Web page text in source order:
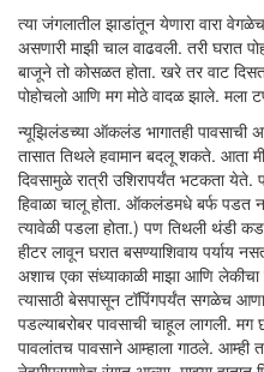
त्या जंगलातील झाडांतून येणारा वारा
असणारी माझी चाल वाढवली. तरी घरात
बाजूने तो कोसळत होता. खरे तर वाट
पोहोचलो आणि मग मोठे वादळ झाले. मला
न्यूझिलंडच्या ऑकलंड भागातही पावसाची
तासात तिथले हवामान बदलू शकते. आता मी
दिवसामुळे रात्री उशिरापर्यंत भटकता येते.
हिवाळा चालू होता. ऑकलंडमधे बर्फ पडत
त्यावेळी पडला होता.) पण तिथली थंडी
हीटर लावून घरात बसण्याशिवाय पर्याय
अशाच एका संध्याकाळी माझा आणि लेकीचा
त्यासाठी बेसपासून टॉपिंगपर्यंत सगळेच
पडल्याबरोबर पावसाची चाहूल लागली.
पावलांतच पावसाने आम्हाला गाठले. आम्ही